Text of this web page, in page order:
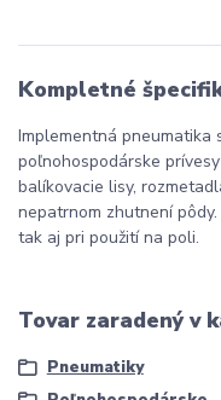
Kompletné
Implementná pneumatika
poľnohospodárske
balíkovacie lisy,
nepatrnom zhutnení
tak aj pri použití na poli.
Tovar zaradený v
Pneumatiky